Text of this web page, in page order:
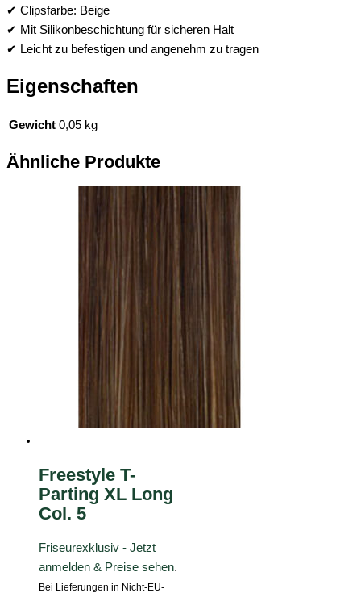
✔ Clipsfarbe: Beige
✔ Mit Silikonbeschichtung für sicheren Halt
✔ Leicht zu befestigen und angenehm zu tragen
Eigenschaften
Gewicht 0,05 kg
Ähnliche Produkte
Freestyle T-
Parting XL Long
Col. 5
Friseurexklusiv - Jetzt
anmelden & Preise sehen.
Bei Lieferungen in Nicht-EU-